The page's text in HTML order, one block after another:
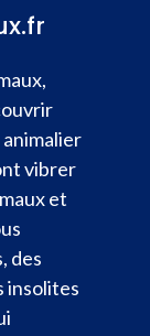
vibrer
et
des
insolites